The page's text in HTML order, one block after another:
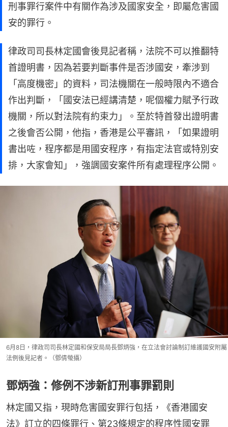
刑事罪行案件中有關作為涉及國家安全，即屬危害國
安的罪行。
律政司司長林定國會後見記者稱，法院不可以推翻特
首證明書，因為若要判斷事件是否涉國安，牽涉到
「高度機密」的資料，司法機關在一般時限內不適合
作出判斷，「國安法已經講清楚，呢個權力賦予行政
機關，所以對法院有約束力」。至於特首發出證明書
之後會否公開，他指，香港是公平審訊，「如果證明
書出咗，程序都是用國安程序，有指定法官或特別安
排，大家會知」，強調國安案件所有處理程序公開。
6月8日，律政司司長林定國和保安局局長鄧炳強，在立法會討論制訂維護國安附屬
法例後見記者。（鄧倩螢攝）
鄧炳強：修例不涉新訂刑事罪罰則
林定國又指，現時危害國安罪行包括，《香港國安
法》訂立的四條罪行、第23條規定的程序性國安罪